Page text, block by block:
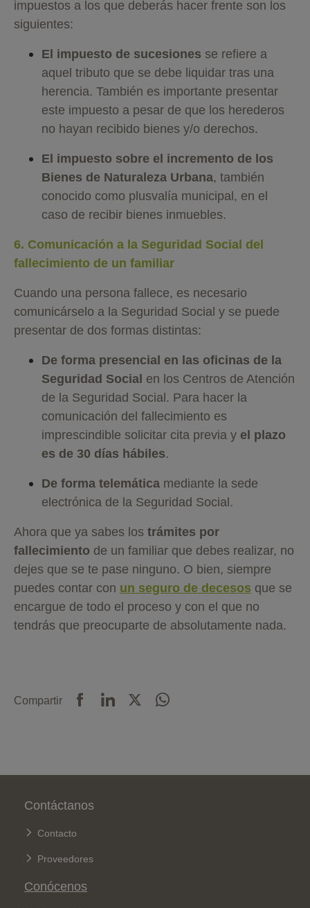
impuestos a los que deberás hacer frente son los
siguientes:
El impuesto de sucesiones se refiere a
aquel tributo que se debe liquidar tras una
herencia. También es importante presentar
este impuesto a pesar de que los herederos
no hayan recibido bienes y/o derechos.
El impuesto sobre el incremento de los
Bienes de Naturaleza Urbana, también
conocido como plusvalía municipal, en el
caso de recibir bienes inmuebles.
6. Comunicación a la Seguridad Social del
fallecimiento de un familiar
Cuando una persona fallece, es necesario
comunicárselo a la Seguridad Social y se puede
presentar de dos formas distintas:
De forma presencial en las oficinas de la
Seguridad Social en los Centros de Atención
de la Seguridad Social. Para hacer la
comunicación del fallecimiento es
imprescindible solicitar cita previa y el plazo
es de 30 días hábiles.
De forma telemática mediante la sede
electrónica de la Seguridad Social.
Ahora que ya sabes los trámites por
fallecimiento de un familiar que debes realizar, no
dejes que se te pase ninguno. O bien, siempre
puedes contar con un seguro de decesos que se
encargue de todo el proceso y con el que no
tendrás que preocuparte de absolutamente nada.
Compartir
Pie de página
Contáctanos
Contacto
Proveedores
Conócenos